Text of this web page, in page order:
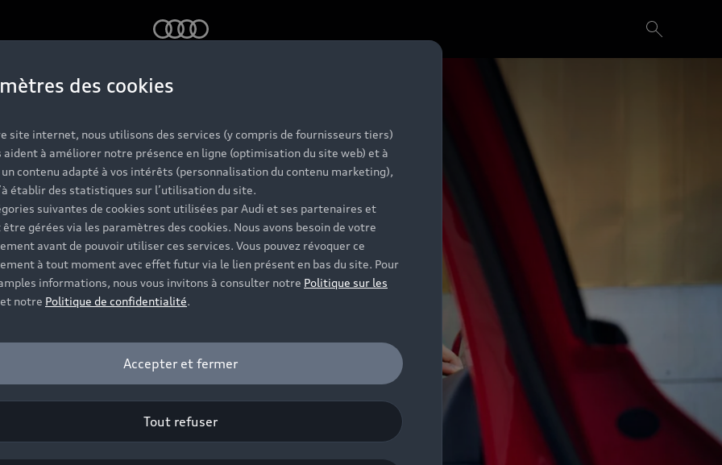
des cookies
site internet, nous utilisons des services (y compris de fournisseurs tiers)
aident à améliorer notre présence en ligne (optimisation du site web) et à
contenu adapté à vos intérêts (personnalisation du contenu marketing),
établir des statistiques sur l’utilisation du site.
suivantes de cookies sont utilisées par Audi et ses partenaires et
être gérées via les paramètres des cookies. Nous avons besoin de votre
avant de pouvoir utiliser ces services. Vous pouvez révoquer ce
à tout moment avec effet futur via le lien présent en bas du site. Pour
informations, nous vous invitons à consulter notre Politique sur les
et notre Politique de confidentialité.
Accepter et fermer
Tout refuser